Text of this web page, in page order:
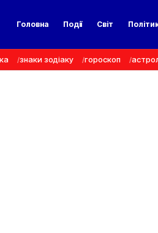
Головна Події Світ
знаки зодіаку гороскоп